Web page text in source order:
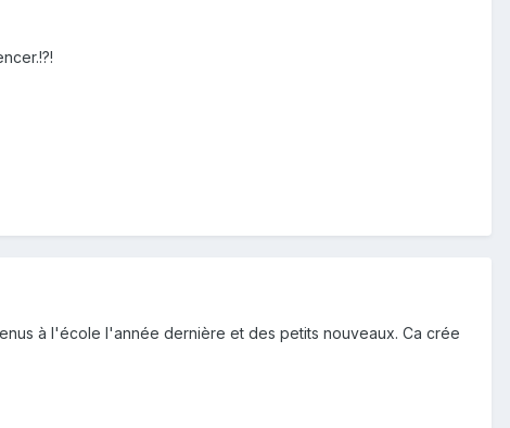
à l'école l'année dernière et des petits nouveaux. Ca crée